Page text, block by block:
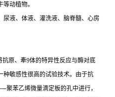
动植物。
尿液、体液、灌洗液、脑脊髓、心房
抗原、牽9体的特异性反应与酶对底
种敏感性很高的试验技术。由于抗
聚苯乙烯微量滴定板的孔中进行，